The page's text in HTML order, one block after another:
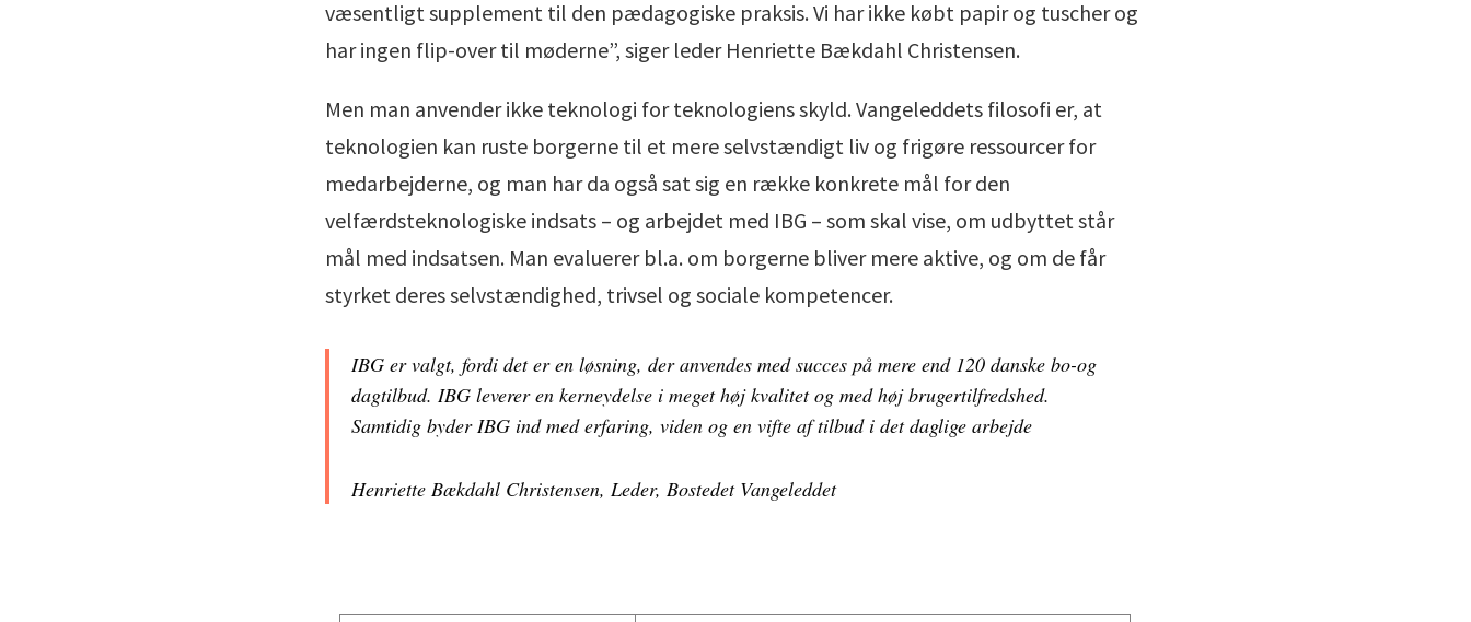
væsentligt supplement til den pædagogiske praksis. Vi har ikke købt papir og tuscher og
har ingen flip-over til møderne”, siger leder Henriette Bækdahl Christensen.
Men man anvender ikke teknologi for teknologiens skyld. Vangeleddets filosofi er, at
teknologien kan ruste borgerne til et mere selvstændigt liv og frigøre ressourcer for
medarbejderne, og man har da også sat sig en række konkrete mål for den
velfærdsteknologiske indsats – og arbejdet med IBG – som skal vise, om udbyttet står
mål med indsatsen. Man evaluerer bl.a. om borgerne bliver mere aktive, og om de får
styrket deres selvstændighed, trivsel og sociale kompetencer.
IBG er valgt, fordi det er en løsning, der anvendes med succes på mere end 120 danske bo-og
dagtilbud. IBG leverer en kerneydelse i meget høj kvalitet og med høj brugertilfredshed.
Samtidig byder IBG ind med erfaring, viden og en vifte af tilbud i det daglige arbejde
Henriette Bækdahl Christensen, Leder, Bostedet Vangeleddet